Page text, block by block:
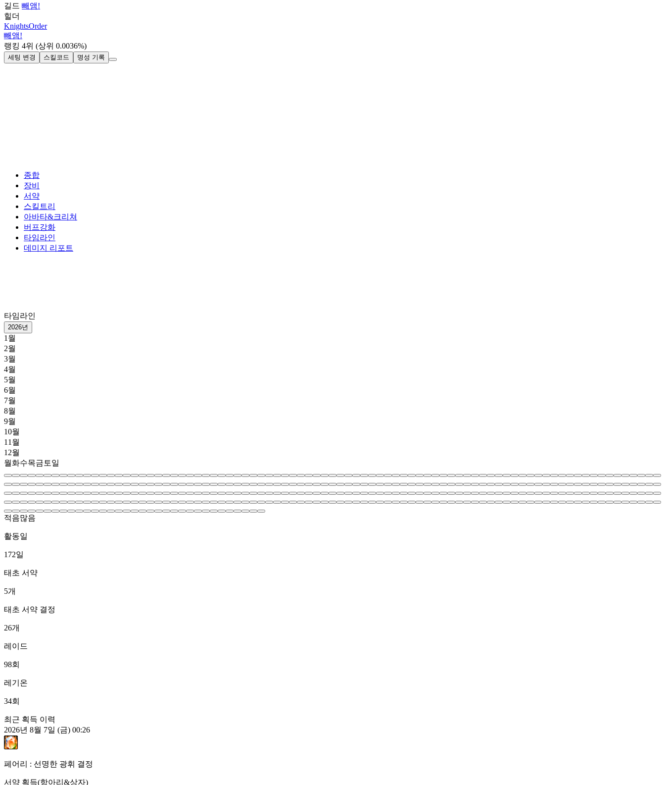
길드 빼앰!
힐더
KnightsOrder
빼앰!
랭킹 4위 (상위 0.0036%)
세팅 변경 스킬코드 명성 기록
종합
장비
서약
스킬트리
아바타&크리쳐
버프강화
타임라인
데미지 리포트
타임라인
2026년
1월
2월
3월
4월
5월
6월
7월
8월
9월
10월
11월
12월
월화수목금 토일
적음많음
활동일
172일
태초 서약
5개
태초 서약 결정
26개
레이드
98회
레기온
34회
최근 획득 이력
2026년 8월 7일 (금) 00:26
페어리 : 선명한 광휘 결정
서약 획득(항아리&상자)